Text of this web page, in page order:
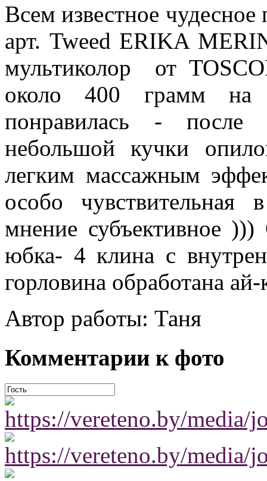
Всем известное
арт. Tweed ERIKA
мультиколор от
около 400 грамм
понравилась - после
небольшой кучки
легким массажным
особо
мнение субъективное
юбка- 4 клина с
горловина обработана
Автор работы: Таня
Комментарии к фото